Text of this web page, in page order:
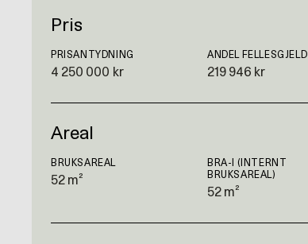
Pris
PRISANTYDNING
4 250 000 kr
ANDEL FELLESGJELD
219 946 kr
Areal
BRUKSAREAL
52 m²
BRA-I (INTERNT
BRUKSAREAL)
52 m²